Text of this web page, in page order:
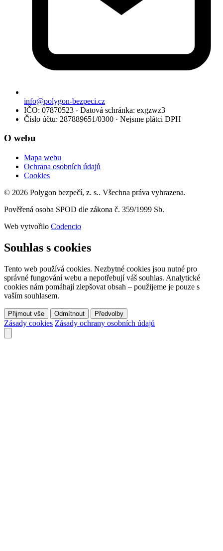
info@polygon-bezpeci.cz
IČO: 07870523 · Datová schránka: exgzwz3
Číslo účtu: 287889651/0300 · Nejsme plátci DPH
O webu
Mapa webu
Ochrana osobních údajů
Cookies
© 2026 Polygon bezpečí, z. s.. Všechna práva vyhrazena.
Pověřená osoba SPOD dle zákona č. 359/1999 Sb.
Web vytvořilo Codencio
Souhlas s cookies
Tento web používá cookies. Nezbytné cookies jsou nutné pro
správné fungování webu a nepotřebují váš souhlas. Analytické
cookies nám pomáhají zlepšovat obsah – použijeme je pouze s
vaším souhlasem.
Přijmout vše Odmítnout Předvolby
Zásady cookies Zásady ochrany osobních údajů